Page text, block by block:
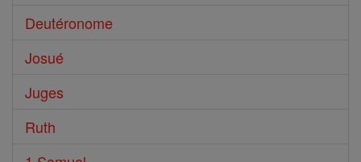
Deutéronome
Josué
Juges
Ruth